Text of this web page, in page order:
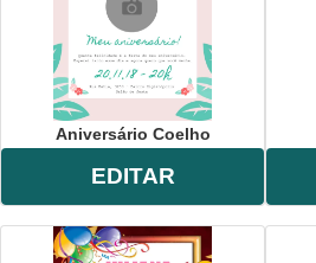
Aniversário Coelho
EDITAR